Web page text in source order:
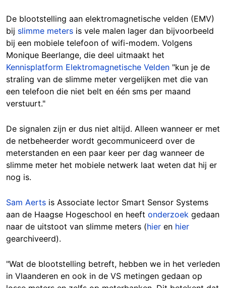
De blootstelling aan elektromagnetische velden (EMV)
bij slimme meters is vele malen lager dan bijvoorbeeld
bij een mobiele telefoon of wifi-modem. Volgens
Monique Beerlange, die deel uitmaakt het
Kennisplatform Elektromagnetische Velden "kun je de
straling van de slimme meter vergelijken met die van
een telefoon die niet belt en één sms per maand
verstuurt."
De signalen zijn er dus niet altijd. Alleen wanneer er met
de netbeheerder wordt gecommuniceerd over de
meterstanden en een paar keer per dag wanneer de
slimme meter het mobiele netwerk laat weten dat hij er
nog is.
Sam Aerts is Associate lector Smart Sensor Systems
aan de Haagse Hogeschool en heeft onderzoek gedaan
naar de uitstoot van slimme meters (hier en hier
gearchiveerd).
"Wat de blootstelling betreft, hebben we in het verleden
in Vlaanderen en ook in de VS metingen gedaan op